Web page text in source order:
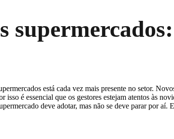
está cada vez mais presente no setor.
isso é essencial que os gestores estejam atentos às
deve adotar, mas não se deve parar por